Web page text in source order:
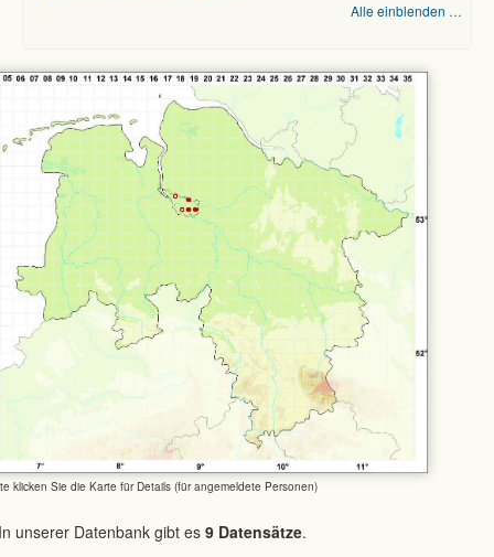
Alle einblenden …
klicken Sie die Karte für Details (für angemeldete Personen)
unserer Datenbank gibt es 9 Datensätze.